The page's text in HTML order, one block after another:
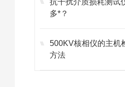
抗干扰介质损耗测试
多*？
500KV核相仪的主机
方法